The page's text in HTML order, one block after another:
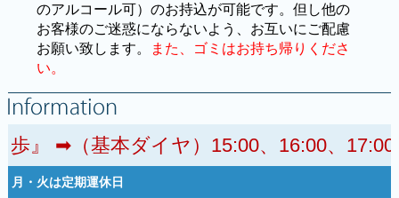
のアルコール可）のお持込が可能です。但し他の
お客様のご迷惑にならないよう、お互いにご配慮
お願い致します。
また、ゴミはお持ち帰りくださ
い。
基本ダイヤ）15:00、16:00、17:00（
月・火は定期運休日